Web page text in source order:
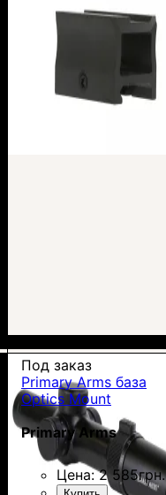
Под заказ
Primary Arms база
Optics Mount
Primary Arms
Цена:2 585грн.